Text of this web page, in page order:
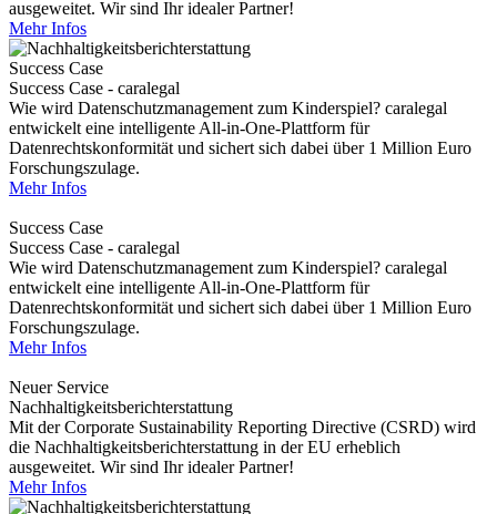
ausgeweitet. Wir sind Ihr idealer Partner!
Mehr Infos
Success Case
Success Case - caralegal
Wie wird Datenschutzmanagement zum Kinderspiel? caralegal
entwickelt eine intelligente All-in-One-Plattform für
Datenrechtskonformität und sichert sich dabei über 1 Million Euro
Forschungszulage.
Mehr Infos
Success Case
Success Case - caralegal
Wie wird Datenschutzmanagement zum Kinderspiel? caralegal
entwickelt eine intelligente All-in-One-Plattform für
Datenrechtskonformität und sichert sich dabei über 1 Million Euro
Forschungszulage.
Mehr Infos
Neuer Service
Nachhaltigkeitsberichterstattung
Mit der Corporate Sustainability Reporting Directive (CSRD) wird
die Nachhaltigkeitsberichterstattung in der EU erheblich
ausgeweitet. Wir sind Ihr idealer Partner!
Mehr Infos